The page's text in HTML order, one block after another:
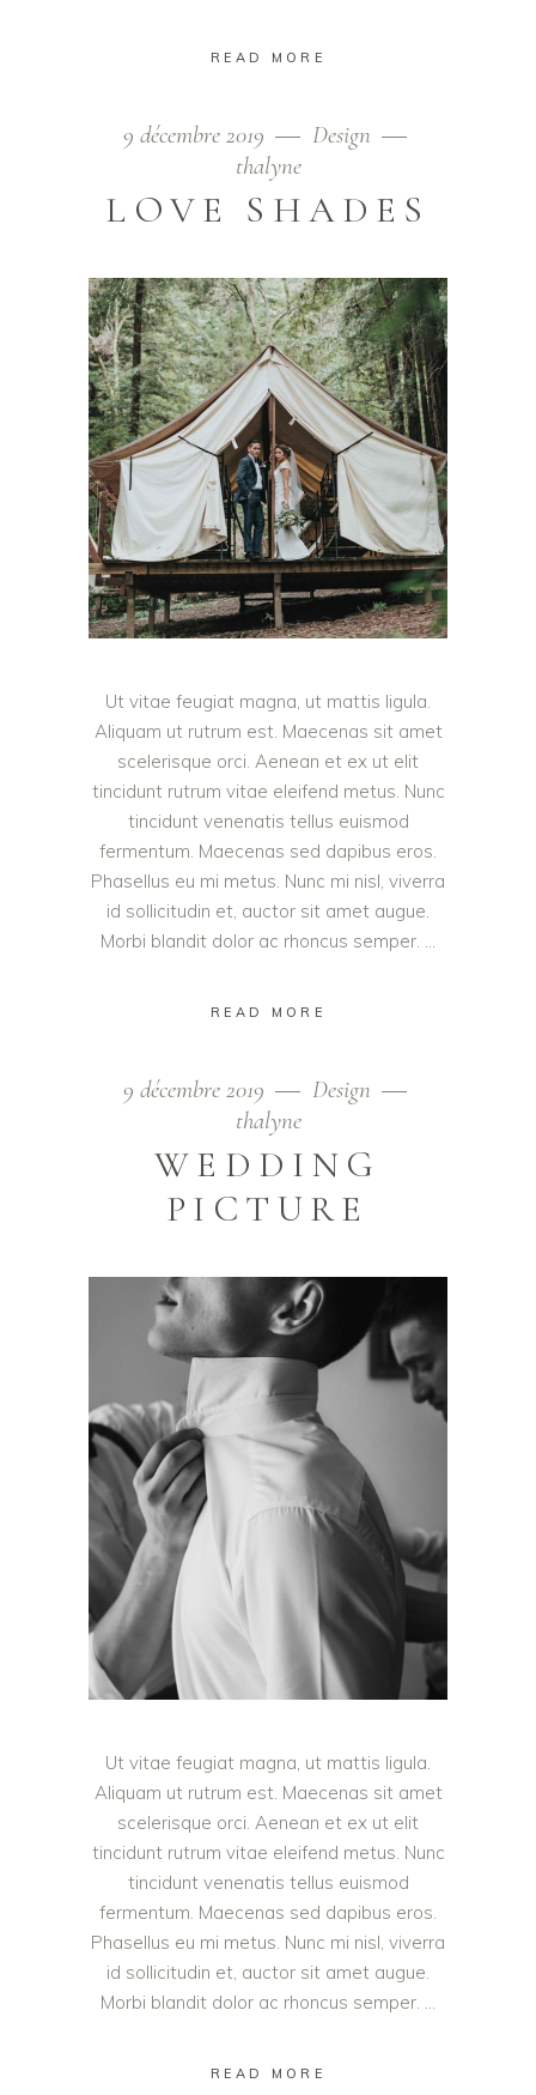
READ MORE
9 décembre 2019
Design
thalyne
LOVE SHADES
Ut vitae feugiat magna, ut mattis ligula.
Aliquam ut rutrum est. Maecenas sit amet
scelerisque orci. Aenean et ex ut elit
tincidunt rutrum vitae eleifend metus. Nunc
tincidunt venenatis tellus euismod
fermentum. Maecenas sed dapibus eros.
Phasellus eu mi metus. Nunc mi nisl, viverra
id sollicitudin et, auctor sit amet augue.
Morbi blandit dolor ac rhoncus semper.
READ MORE
9 décembre 2019
Design
thalyne
WEDDING
PICTURE
Ut vitae feugiat magna, ut mattis ligula.
Aliquam ut rutrum est. Maecenas sit amet
scelerisque orci. Aenean et ex ut elit
tincidunt rutrum vitae eleifend metus. Nunc
tincidunt venenatis tellus euismod
fermentum. Maecenas sed dapibus eros.
Phasellus eu mi metus. Nunc mi nisl, viverra
id sollicitudin et, auctor sit amet augue.
Morbi blandit dolor ac rhoncus semper.
READ MORE